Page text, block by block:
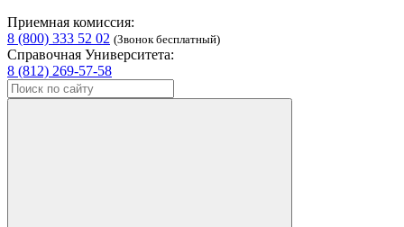
Приемная комиссия:
8 (800) 333 52 02 (Звонок бесплатный)
Справочная Университета:
8 (812) 269-57-58